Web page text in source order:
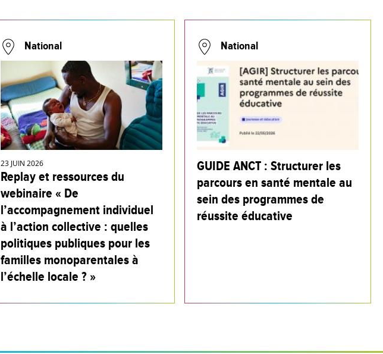
National
23 JUIN 2026
Replay et ressources du
webinaire « De
l’accompagnement individuel
à l’action collective : quelles
politiques publiques pour les
familles monoparentales à
l’échelle locale ? »
National
GUIDE ANCT : Structurer les
parcours en santé mentale au
sein des programmes de
réussite éducative